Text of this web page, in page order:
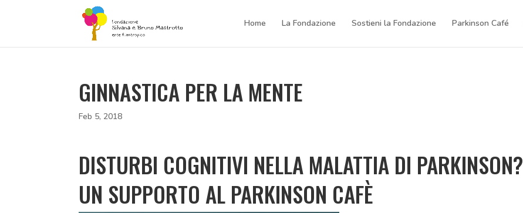
Home La Fondazione Sostieni la Fondazione Parkinson Café
GINNASTICA PER LA MENTE
Feb 5, 2018
DISTURBI COGNITIVI NELLA MALATTIA DI PARKINSON?
UN SUPPORTO AL PARKINSON CAFÈ